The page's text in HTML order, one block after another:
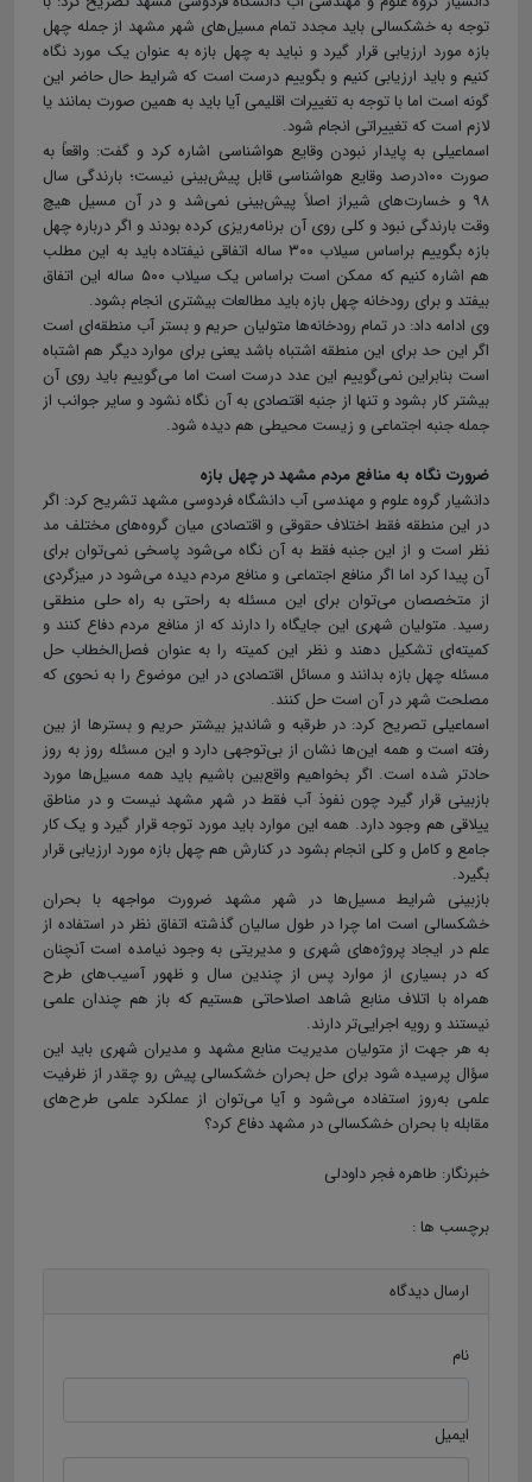
توجه به خشکسالی باید مجدد تمام مسیل‌‌های شهر مشهد از جمله چهل
بازه مورد ارزیابی قرار گیرد و نباید به چهل بازه به عنوان یک مورد نگاه
کنیم و باید ارزیابی کنیم و بگوییم درست است که شرایط حال حاضر این
گونه است اما با توجه به تغییرات اقلیمی آیا باید به همین صورت بمانند یا
لازم است که تغییراتی انجام شود.
اسماعیلی به پایدار نبودن وقایع هواشناسی اشاره کرد و گفت: واقعاً به
صورت ۱۰۰درصد وقایع هواشناسی قابل پیش‌بینی نیست؛ بارندگی سال
۹۸ و خسارت‌های شیراز اصلاً پیش‌بینی نمی‌شد و در آن مسیل هیچ
وقت بارندگی نبود و کلی روی آن برنامه‌ریزی کرده بودند و اگر درباره چهل
بازه بگوییم براساس سیلاب ۳۰۰ ساله اتفاقی نیفتاده باید به این مطلب
هم اشاره کنیم که ممکن است براساس یک سیلاب ۵۰۰ ساله این اتفاق
بیفتد و برای رودخانه چهل بازه باید مطالعات بیشتری انجام بشود.
وی ادامه داد: در تمام رودخانه‌ها متولیان حریم و بستر آب منطقه‌ای است
اگر این حد برای این منطقه اشتباه باشد یعنی برای موارد دیگر هم اشتباه
است بنابراین نمی‌گوییم این عدد درست است اما می‌گوییم باید روی آن
بیشتر کار بشود و تنها از جنبه اقتصادی به آن نگاه نشود و سایر جوانب از
جمله جنبه اجتماعی و زیست محیطی هم دیده شود.
ضرورت نگاه به منافع مردم مشهد در چهل بازه
دانشیار گروه‌ علوم و مهندسی آب دانشگاه فردوسی مشهد تشریح کرد: اگر
در این منطقه فقط اختلاف حقوقی و اقتصادی میان گروه‌های مختلف مد
نظر است و از این جنبه فقط به آن نگاه می‌شود پاسخی نمی‌توان برای
آن پیدا کرد اما اگر منافع اجتماعی و منافع مردم دیده می‌شود در میزگردی
از متخصصان می‌توان برای این مسئله به راحتی به راه حلی منطقی
رسید. متولیان شهری این جایگاه را دارند که از منافع مردم دفاع کنند و
کمیته‌ای تشکیل دهند و نظر این کمیته را به عنوان فصل‌الخطاب حل
مسئله چهل بازه بدانند و مسائل اقتصادی در این موضوع را به نحوی که
مصلحت شهر در آن است حل کنند.
اسماعیلی تصریح کرد: در طرقبه و شاندیز بیشتر حریم و بسترها از بین
رفته است و همه این‌ها نشان از بی‌توجهی دارد و این مسئله روز به روز
حادتر شده است. اگر بخواهیم واقع‌بین باشیم باید همه مسیل‌ها مورد
بازبینی قرار گیرد چون نفوذ آب فقط در شهر مشهد نیست و در مناطق
ییلاقی هم وجود دارد. همه این موارد باید مورد توجه قرار گیرد و یک کار
جامع و کامل و کلی انجام بشود در کنارش هم چهل بازه مورد ارزیابی قرار
بگیرد.
بازبینی شرایط مسیل‌ها در شهر مشهد ضرورت مواجهه با بحران
خشکسالی است اما چرا در طول سالیان گذشته اتفاق نظر در استفاده از
علم در ایجاد پروژه‌های شهری و مدیریتی به وجود نیامده است آنچنان
که در بسیاری از موارد پس از چندین سال و ظهور آسیب‌های طرح
همراه با اتلاف منابع شاهد اصلاحاتی هستیم که باز هم چندان علمی
نیستند و رویه اجرایی‌تر دارند.
به هر جهت از متولیان مدیریت منابع مشهد و مدیران شهری باید این
سؤال پرسیده شود برای حل بحران خشکسالی پیش رو چقدر از ظرفیت
علمی به‌روز استفاده می‌شود و آیا می‌توان از عملکرد علمی طرح‌های
مقابله با بحران خشکسالی در مشهد دفاع کرد؟
خبرنگار: طاهره فجر داودلی
برچسب ها :
ارسال دیدگاه
نام
ایمیل